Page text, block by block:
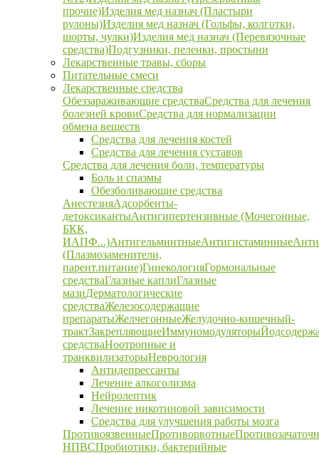
прочие)Изделия мед назнач (Пластыри
рулоны)Изделия мед назнач (Гольфы, колготки,
шорты, чулки)Изделия мед назнач (Перевязочные
средства)Подгузники, пеленки, простыни
Лекарственные травы, сборы
Питательные смеси
Лекарственные средства
Обеззараживающие средстваСредства для лечения
болезней кровиСредства для нормализации
обмена веществ
Средства для лечения костей
Средства для лечения суставов
Средства для лечения боли, температуры
Боль и спазмы
Обезболивающие средства
АнестезияАдсорбенты-
детоксикантыАнтигипертензивные (Мочегонные,
БКК,
ИАПФ...)АнтигельминтныеАнтигистаминные
(Плазмозаменители,
парент.питание)ГинекологияГормональные
средстваГлазные каплиГлазные
мазиДерматологические
средстваЖелезосодержащие
препаратыЖелчегонныеЖелудочно-кишечный-
трактЗакрепляющиеИммуномодуляторы
средстваНоотропные и
транквилизаторыНеврология
Антидепрессанты
Лечение алкоголизма
Нейролептик
Лечение никотиновой зависимости
Средства для улучшения работы мозга
ПротивоязвенныеПротиворвотные
НПВСПробиотики, бактерийные